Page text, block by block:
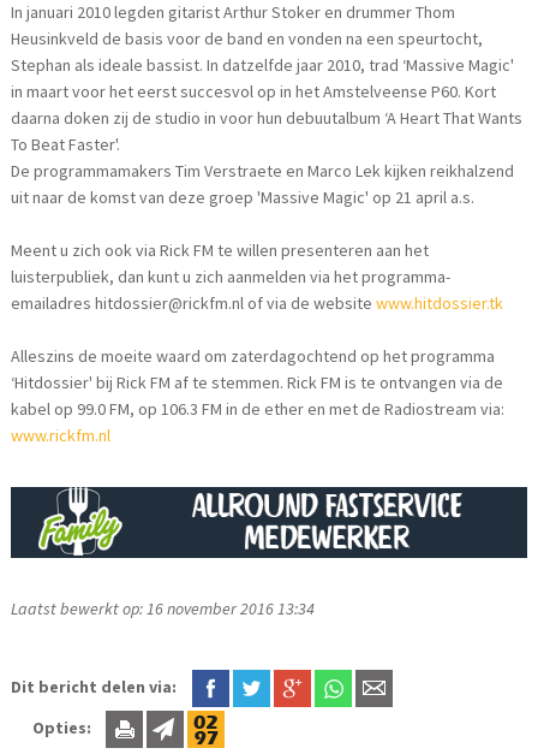
In januari 2010 legden gitarist Arthur Stoker en drummer Thom
Heusinkveld de basis voor de band en vonden na een speurtocht,
Stephan als ideale bassist. In datzelfde jaar 2010, trad ‘Massive Magic'
in maart voor het eerst succesvol op in het Amstelveense P60. Kort
daarna doken zij de studio in voor hun debuutalbum ‘A Heart That Wants
To Beat Faster'.
De programmamakers Tim Verstraete en Marco Lek kijken reikhalzend
uit naar de komst van deze groep 'Massive Magic' op 21 april a.s.
Meent u zich ook via Rick FM te willen presenteren aan het
luisterpubliek, dan kunt u zich aanmelden via het programma-
emailadres hitdossier@rickfm.nl of via de websitewww.hitdossier.tk
Alleszins de moeite waard om zaterdagochtend op het programma
‘Hitdossier' bij Rick FM af te stemmen. Rick FM is te ontvangen via de
kabel op 99.0 FM, op 106.3 FM in de ether en met de Radiostream via:
www.rickfm.nl
Laatst bewerkt op: 16 november 2016 13:34
Dit bericht delen via:
Opties: